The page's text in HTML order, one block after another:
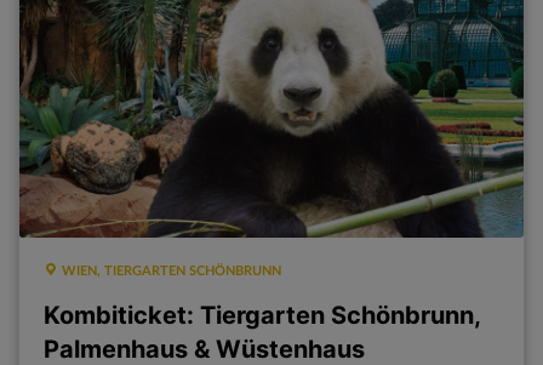
WIEN, TIERGARTEN SCHÖNBRUNN
Kombiticket: Tiergarten Schönbrunn,
Palmenhaus & Wüstenhaus